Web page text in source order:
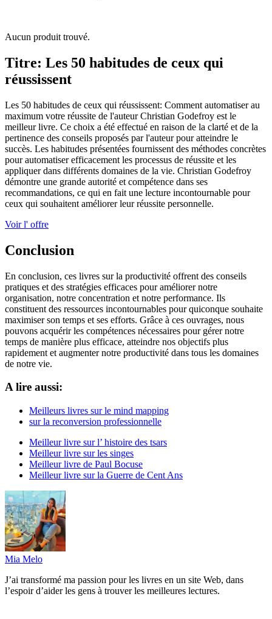
Aucun produit trouvé.
Titre: Les 50 habitudes de ceux qui
réussissent
Les 50 habitudes de ceux qui réussissent: Comment automatiser au
maximum votre réussite de l'auteur Christian Godefroy est le
meilleur livre. Ce choix a été effectué en raison de la clarté et de la
pertinence des conseils proposés par l'auteur pour atteindre le
succès. Les habitudes présentées fournissent des méthodes concrètes
pour automatiser efficacement les processus de réussite et les
appliquer dans différents domaines de la vie. Christian Godefroy
démontre une grande autorité et compétence dans ses
recommandations, ce qui en fait une lecture incontournable pour
ceux qui souhaitent améliorer leur réussite personnelle.
Voir l' offre
Conclusion
En conclusion, ces livres sur la productivité offrent des conseils
pratiques et des stratégies efficaces pour améliorer notre
organisation, notre concentration et notre performance. Ils
constituent des ressources incontournables pour quiconque souhaite
maximiser son temps et ses efforts. Grâce à ces ouvrages, nous
pouvons acquérir les compétences nécessaires pour gérer notre
temps de manière plus efficace, atteindre nos objectifs plus
rapidement et augmenter notre productivité dans tous les domaines
de notre vie.
A lire aussi:
Meilleurs livres sur le mind mapping
sur la reconversion professionnelle
Meilleur livre sur l’ histoire des tsars
Meilleur livre sur les singes
Meilleur livre de Paul Bocuse
Meilleur livre sur la Guerre de Cent Ans
Mia Melo
J’ai transformé ma passion pour les livres en un site Web, dans
l’espoir d’aider les gens à trouver les meilleures lectures.